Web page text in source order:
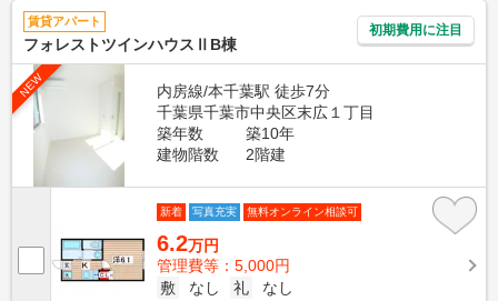
賃貸アパート
フォレストツインハウスⅡB棟
初期費用に注目
NEW
内房線/本千葉駅 徒歩7分
千葉県千葉市中央区末広１丁目
築年数
築10年
建物階数
2階建
新着 写真充実 無料オンライン相談可
6.2万円
管理費等：5,000円
敷
なし 礼 なし